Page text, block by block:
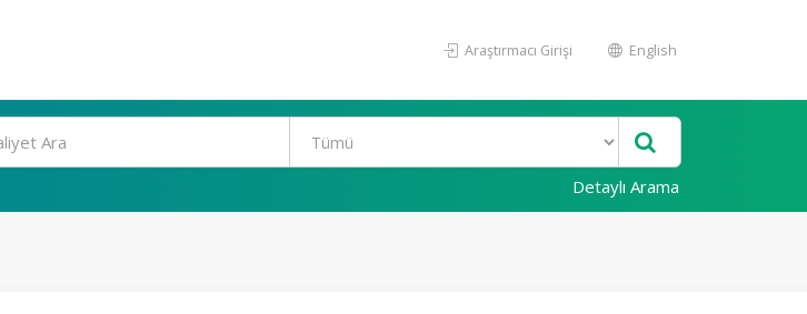
Araştırmacı Girişi English
Detaylı Arama